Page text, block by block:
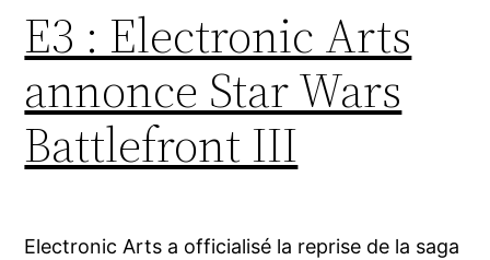
E3 : Electronic Arts
annonce Star Wars
Battlefront III
Electronic Arts a officialisé la reprise de la saga